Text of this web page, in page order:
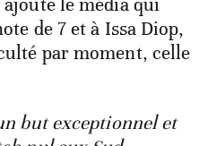
ajoute le média qui
de 7 et à Issa Diop,
par moment, celle
but exceptionnel et